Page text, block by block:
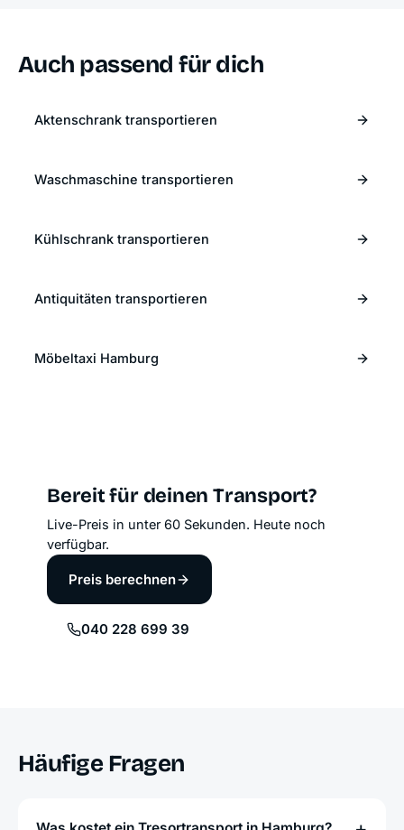
Auch passend für dich
Aktenschrank transportieren
Waschmaschine transportieren
Kühlschrank transportieren
Antiquitäten transportieren
Möbeltaxi Hamburg
Bereit für deinen Transport?
Live-Preis in unter 60 Sekunden. Heute noch
verfügbar.
Preis berechnen
040 228 699 39
Häufige Fragen